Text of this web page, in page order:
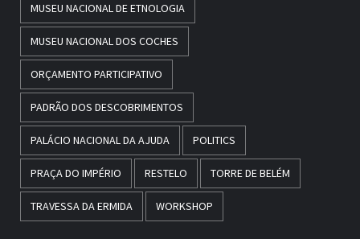
MUSEU NACIONAL DE ETNOLOGIA
MUSEU NACIONAL DOS COCHES
ORÇAMENTO PARTICIPATIVO
PADRÃO DOS DESCOBRIMENTOS
PALÁCIO NACIONAL DA AJUDA POLITICS
PRAÇA DO IMPÉRIO RESTELO TORRE DE BELÉM
TRAVESSA DA ERMIDA WORKSHOP